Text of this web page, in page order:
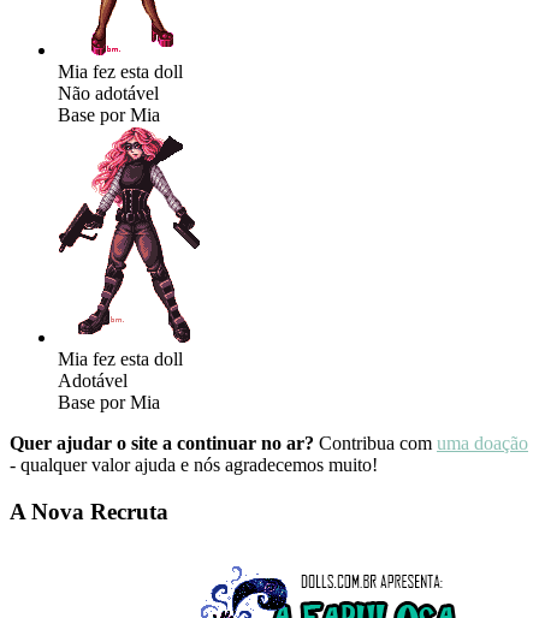
Mia fez esta doll
Não adotável
Base por Mia
Mia fez esta doll
Adotável
Base por Mia
Quer ajudar o site a continuar no ar? Contribua com uma doação
- qualquer valor ajuda e nós agradecemos muito!
A Nova Recruta